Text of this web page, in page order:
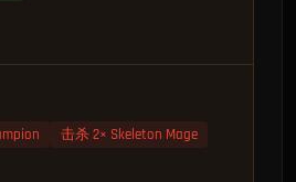
击杀 2× Skeleton Mage